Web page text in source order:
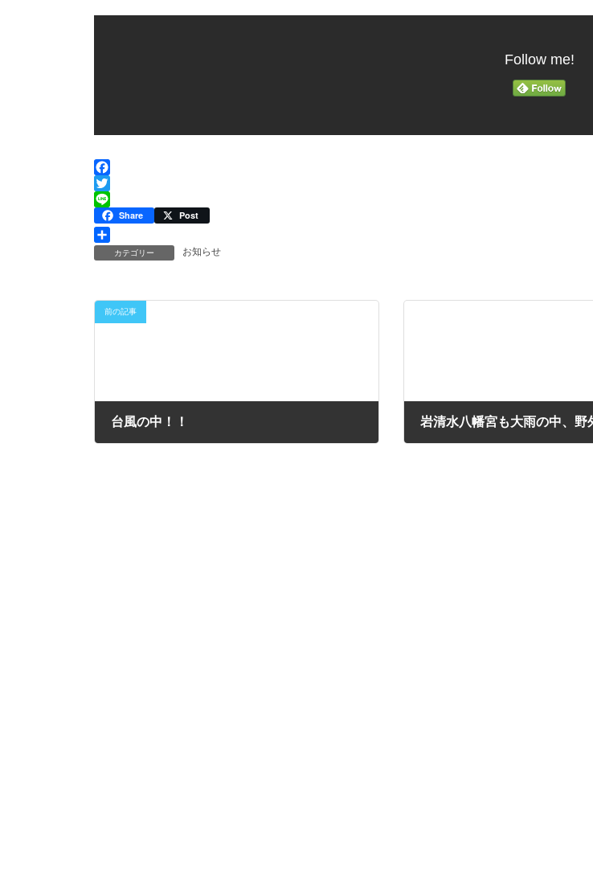
Follow me!
F
a
e
b
o
T
w
i
t
t
i
n
e
Share Post
共
カテゴリー お知らせ
前の記事
台風の中！！